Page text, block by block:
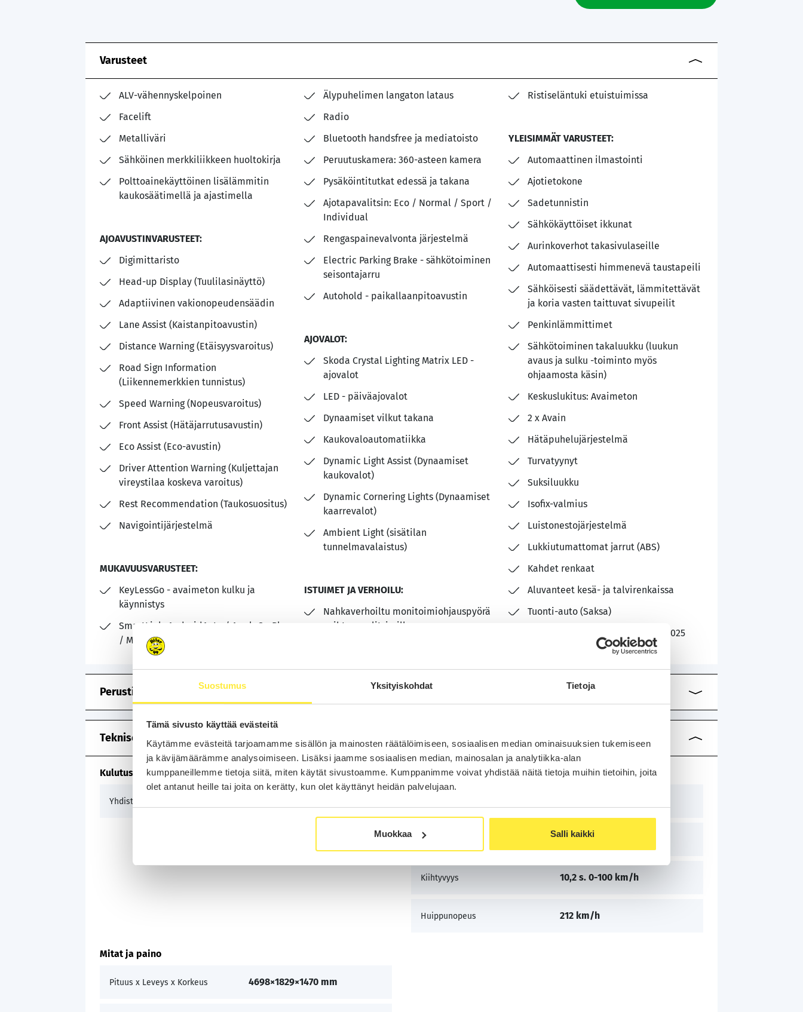
Suostumus Yksityiskohdat Tietoja
Tämä sivusto käyttää evästeitä
Käytämme evästeitä tarjoamamme sisällön ja mainosten räätälöimiseen, sosiaalisen median ominaisuuksien tukemiseen
ja kävijämäärämme analysoimiseen. Lisäksi jaamme sosiaalisen median, mainosalan ja analytiikka-alan
kumppaneillemme tietoja siitä, miten käytät sivustoamme. Kumppanimme voivat yhdistää näitä tietoja muihin tietoihin, joita
olet antanut heille tai joita on kerätty, kun olet käyttänyt heidän palvelujaan.
Muokkaa Salli kaikki
Varusteet
ALV-vähennyskelpoinen
Facelift
Metalliväri
Sähköinen merkkiliikkeen huoltokirja
Polttoainekäyttöinen lisälämmitin
kaukosäätimellä ja ajastimella
AJOAVUSTINVARUSTEET:
Digimittaristo
Head-up Display (Tuulilasinäyttö)
Adaptiivinen vakionopeudensäädin
Lane Assist (Kaistanpitoavustin)
Distance Warning (Etäisyysvaroitus)
Road Sign Information
(Liikennemerkkien tunnistus)
Speed Warning (Nopeusvaroitus)
Front Assist (Hätäjarrutusavustin)
Eco Assist (Eco-avustin)
Driver Attention Warning (Kuljettajan
vireystilaa koskeva varoitus)
Rest Recommendation (Taukosuositus)
Navigointijärjestelmä
MUKAVUUSVARUSTEET:
KeyLessGo - avaimeton kulku ja
käynnistys
SmartLink: AndroidAuto / AppleCarPlay
/ MirrorLink
Älypuhelimen langaton lataus
Radio
Bluetooth handsfree ja mediatoisto
Peruutuskamera: 360-asteen kamera
Pysäköintitutkat edessä ja takana
Ajotapavalitsin: Eco / Normal / Sport /
Individual
Rengaspainevalvonta järjestelmä
Electric Parking Brake - sähkötoiminen
seisontajarru
Autohold - paikallaanpitoavustin
AJOVALOT:
Skoda Crystal Lighting Matrix LED -
ajovalot
LED - päiväajovalot
Dynaamiset vilkut takana
Kaukovaloautomatiikka
Dynamic Light Assist (Dynaamiset
kaukovalot)
Dynamic Cornering Lights (Dynaamiset
kaarrevalot)
Ambient Light (sisätilan
tunnelmavalaistus)
ISTUIMET JA VERHOILU:
Nahkaverhoiltu monitoimiohjauspyörä
vaihteenvalitsimilla
Ristiseläntuki etuistuimissa
YLEISIMMÄT VARUSTEET:
Automaattinen ilmastointi
Ajotietokone
Sadetunnistin
Sähkökäyttöiset ikkunat
Aurinkoverhot takasivulaseille
Automaattisesti himmenevä taustapeili
Sähköisesti säädettävät, lämmitettävät
ja koria vasten taittuvat sivupeilit
Penkinlämmittimet
Sähkötoiminen takaluukku (luukun
avaus ja sulku -toiminto myös
ohjaamosta käsin)
Keskuslukitus: Avaimeton
2 x Avain
Hätäpuhelujärjestelmä
Turvatyynyt
Suksiluukku
Isofix-valmius
Luistonestojärjestelmä
Lukkiutumattomat jarrut (ABS)
Kahdet renkaat
Aluvanteet kesä- ja talvirenkaissa
Tuonti-auto (Saksa)
Käyttöönottopäivämäärä: 13.06.2025
Perustiedot
Tekniset tiedot
Kulutus ja päästöt
Yhdistetty
Suorituskyky
Teho 150 hv / 112 kW
Kiihtyvyys 10,2 s. 0-100 km/h
Huippunopeus 212 km/h
Mitat ja paino
Pituus x Leveys x Korkeus 4698×1829×1470 mm